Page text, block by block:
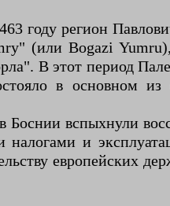
году регион
(или Bogazi
В этот период
в основном
вспыхнули
и
европейских